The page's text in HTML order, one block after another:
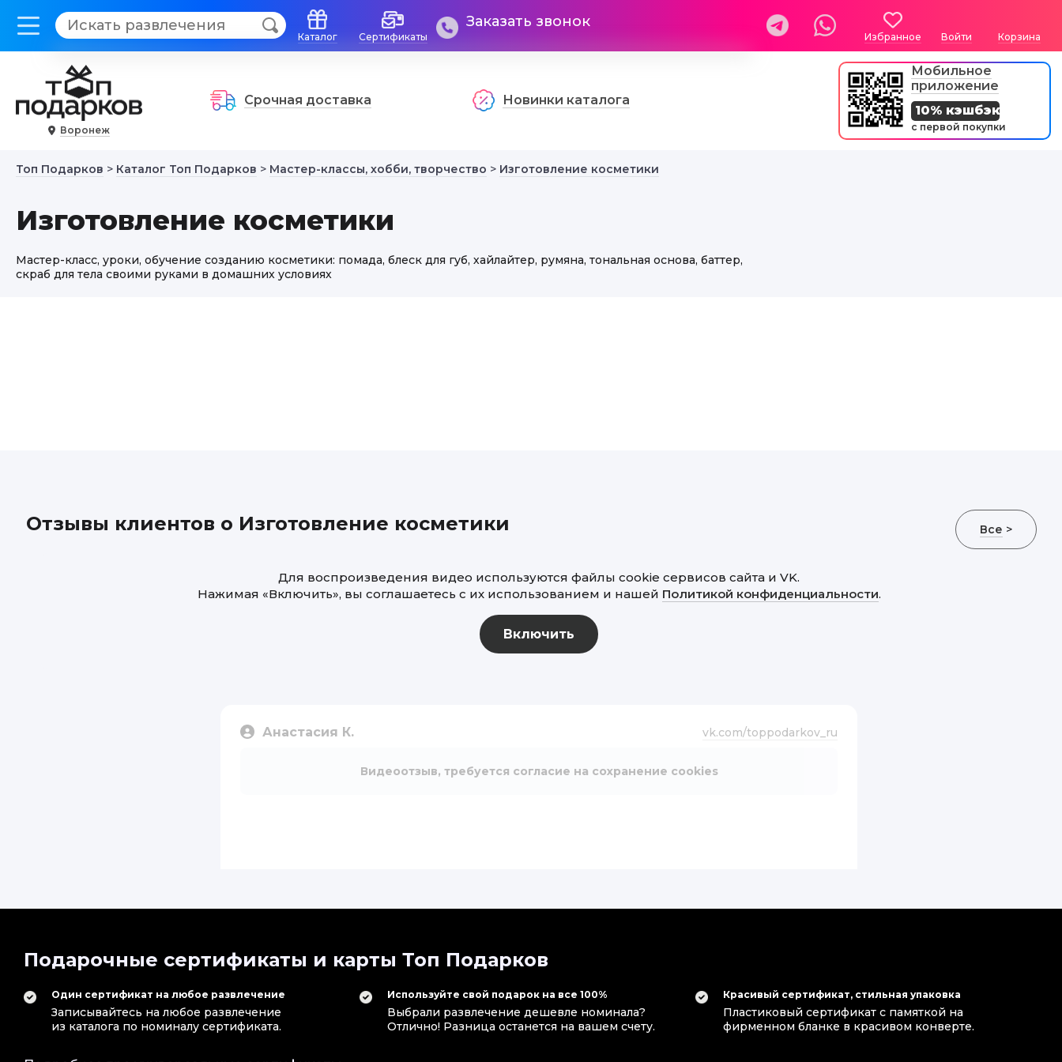
Каталог Сертификаты
Заказать звонок
Избранное Войти Корзина
Воронеж
Срочная доставка Новинки каталога
Мобильное
приложение
10% кэшбэк
с первой покупки
Топ Подарков > Каталог Топ Подарков > Мастер-классы, хобби, творчество > Изготовление косметики
Изготовление косметики
Мастер-класс, уроки, обучение созданию косметики: помада, блеск для губ, хайлайтер, румяна, тональная основа, баттер,
скраб для тела своими руками в домашних условиях
Отзывы клиентов о Изготовление косметики Все >
Для воспроизведения видео используются файлы cookie сервисов сайта и VK.
Нажимая «Включить», вы соглашаетесь с их использованием и нашей Политикой конфиденциальности.
Анастасия К. vk.com/toppodarkov_ru
Видеоотзыв, требуется согласие на сохранение cookies
Анастасия
Хорошее место для девочек! Приобрела сертификат на мастер-класс по изготовлению помады для
дочери, в итоге сделала и себе. Все очень понравилось. Девушка-ведущая очень хорошо и
Подарочные сертификаты и карты Топ Подарков
Один сертификат на любое развлечение
Записывайтесь на любое развлечение
из каталога по номиналу сертификата.
Используйте свой подарок на все 100%
Выбрали развлечение дешевле номинала?
Отлично! Разница останется на вашем счету.
Красивый сертификат, стильная упаковка
Пластиковый сертификат с памяткой на
фирменном бланке в красивом конверте.